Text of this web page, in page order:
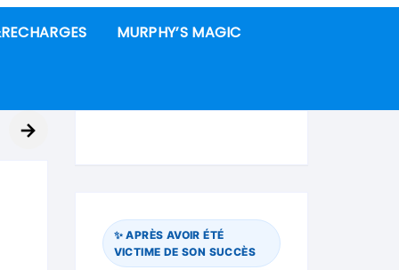
MURPHY’S MAGIC
→
✨ APRÈS AVOIR ÉTÉ
VICTIME DE SON SUCCÈS